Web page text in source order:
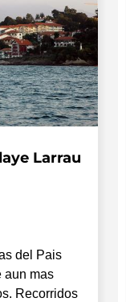
Larrau
del Pais
aun mas
Recorridos